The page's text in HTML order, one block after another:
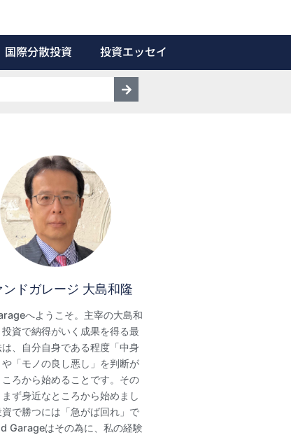
国際分散投資 投資エッセイ
ンドガレージ 大島和隆
へようこそ。主宰の大島和
資で納得がいく成果を得る最
は、自分自身である程度「中身
「モノの良し悪し」を判断が
ろから始めることです。その
ず身近なところから始めまし
資で勝つには「急がば回れ」で
Garageはその為に、私の経験